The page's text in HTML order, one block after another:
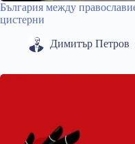
България между
цистерни
Димитър Петров